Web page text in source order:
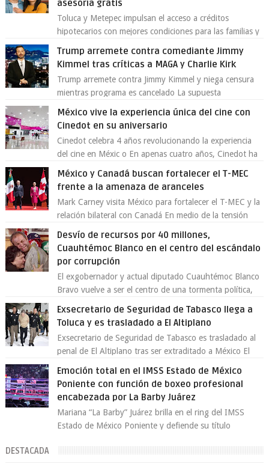
asesoría gratis
Toluca y Metepec impulsan el acceso a créditos
hipotecarios con mejores condiciones para las familias y
Trump arremete contra comediante Jimmy
Kimmel tras críticas a MAGA y Charlie Kirk
Trump arremete contra Jimmy Kimmel y niega censura
mientras programa es cancelado La supuesta
México vive la experiencia única del cine con
Cinedot en su aniversario
Cinedot celebra 4 años revolucionando la experiencia
del cine en Méxic o En apenas cuatro años, Cinedot ha
México y Canadá buscan fortalecer el T-MEC
frente a la amenaza de aranceles
Mark Carney visita México para fortalecer el T-MEC y la
relación bilateral con Canadá En medio de la tensión
comercial provocada por la ofen...
Desvío de recursos por 40 millones,
Cuauhtémoc Blanco en el centro del escándalo
por corrupción
El exgobernador y actual diputado Cuauhtémoc Blanco
Bravo vuelve a ser el centro de una tormenta política,
Exsecretario de Seguridad de Tabasco llega a
Toluca y es trasladado a El Altiplano
Exsecretario de Seguridad de Tabasco es trasladado al
penal de El Altiplano tras ser extraditado a México El
Emoción total en el IMSS Estado de México
Poniente con función de boxeo profesional
encabezada por La Barby Juárez
Mariana “La Barby” Juárez brilla en el ring del IMSS
Estado de México Poniente y defiende su título
DESTACADA